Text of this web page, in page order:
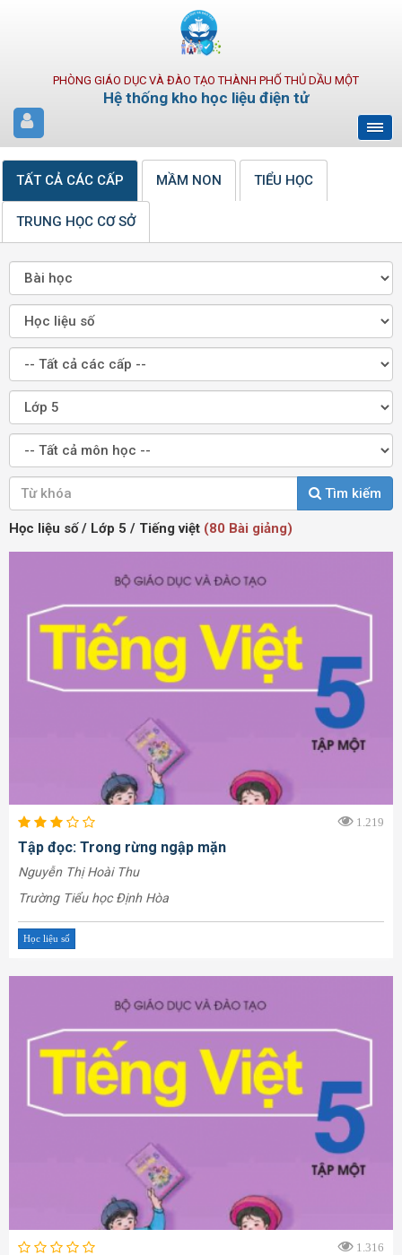
PHÒNG GIÁO DỤC VÀ ĐÀO TẠO THÀNH PHỐ THỦ DẦU MỘT
Hệ thống kho học liệu điện tử
TẤT CẢ CÁC CẤP MẦM NON TIỂU HỌC
TRUNG HỌC CƠ SỞ
Tìm kiếm
Học liệu số / Lớp 5 / Tiếng việt (80 Bài giảng)
1.219
Tập đọc: Trong rừng ngập mặn
Nguyễn Thị Hoài Thu
Trường Tiểu học Định Hòa
Học liệu số
1.316